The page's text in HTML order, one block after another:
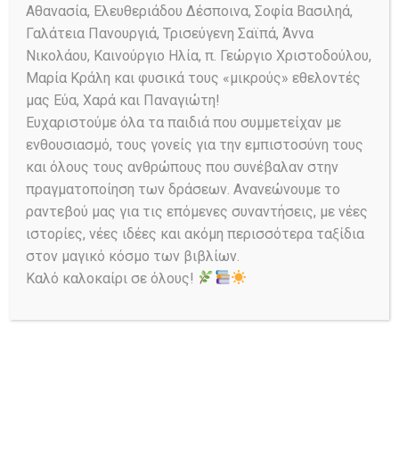
Θεόδωρος Λαζαρής
(1885-1978)
Βιβλιοπροτάσεις,Βοιωτοί καλλιτέχνες
Posted on25/05/2024
Comments Share
Από την εισαγωγή του βιβλίου Κατά τις
πρώτες δεκαετίες του 20ού…
Read More
Αθανασία, Ελευθεριάδου Δέσποινα, Σοφία Βασιληά,
Γαλάτεια Πανουργιά, Τρισεύγενη Σαϊπά, Άννα
Νικολάου, Καινούργιο Ηλία, π. Γεώργιο Χριστοδούλου,
Μαρία Κράλη και φυσικά τους «μικρούς» εθελοντές
μας Εύα, Χαρά και Παναγιώτη!
Ευχαριστούμε όλα τα παιδιά που συμμετείχαν με
ενθουσιασμό, τους γονείς για την εμπιστοσύνη τους
και όλους τους ανθρώπους που συνέβαλαν στην
πραγματοποίηση των δράσεων. Ανανεώνουμε το
ραντεβού μας για τις επόμενες συναντήσεις, με νέες
ιστορίες, νέες ιδέες και ακόμη περισσότερα ταξίδια
στον μαγικό κόσμο των βιβλίων.
Καλό καλοκαίρι σε όλους!